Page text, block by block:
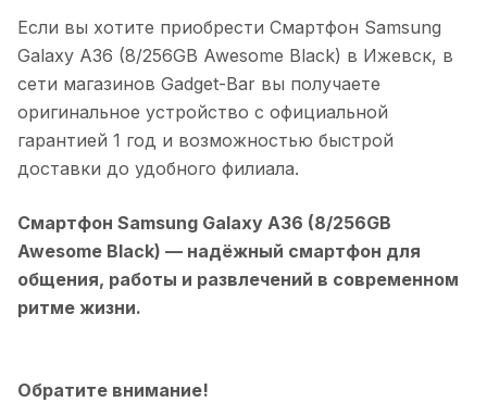
Если вы хотите приобрести Смартфон Samsung
Galaxy A36 (8/256GB Awesome Black) в Ижевск, в
сети магазинов Gadget-Bar вы получаете
оригинальное устройство с официальной
гарантией 1 год и возможностью быстрой
доставки до удобного филиала.
Смартфон Samsung Galaxy A36 (8/256GB
Awesome Black) — надёжный смартфон для
общения, работы и развлечений в современном
ритме жизни.
Обратите внимание!